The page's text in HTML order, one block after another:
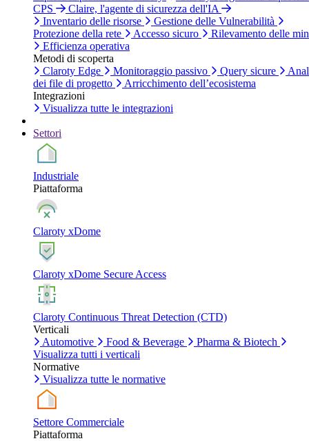
CPS
Claire, l'agente di sicurezza dell'IA
Inventario delle risorse
Gestione delle Vulnerabilità
Protezione della rete
Accesso sicuro
Rilevamento delle
Efficienza operativa
Metodi di scoperta
Claroty Edge
Monitoraggio passivo Query sicure
dei file di progetto
Arricchimento dell’ecosistema
Integrazioni
Visualizza tutte le integrazioni
Settori
Industriale
Piattaforma
Claroty xDome
Claroty xDome Secure Access
Claroty Continuous Threat Detection (CTD)
Verticali
Automotive
Food & Beverage
Pharma & Biotech
Visualizza tutti i verticali
Normative
Visualizza tutte le normative
Settore Commerciale
Piattaforma